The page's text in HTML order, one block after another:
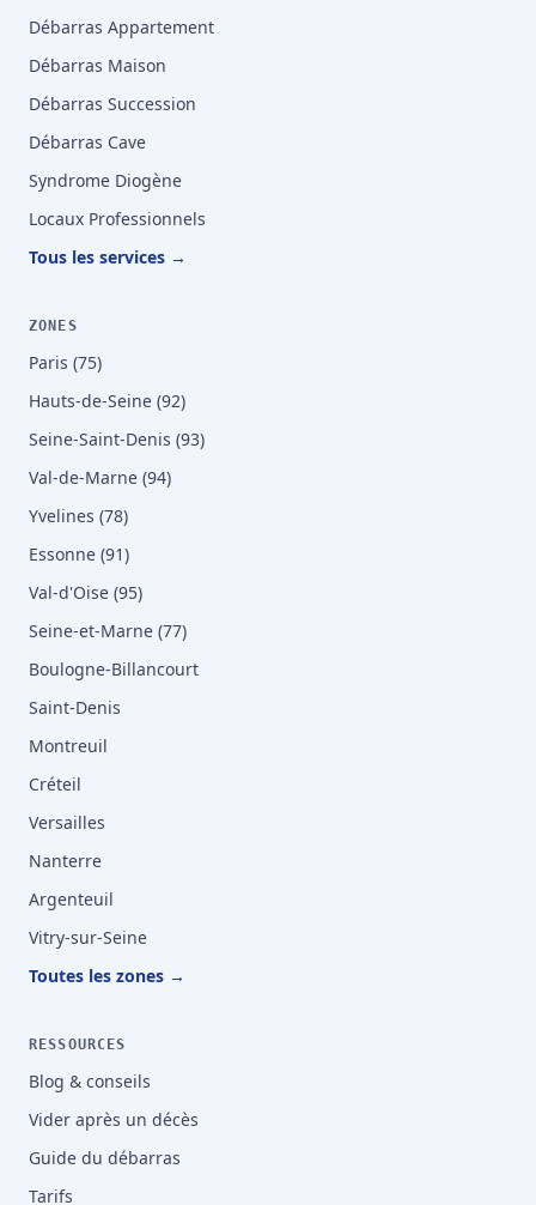
Débarras Appartement
Débarras Maison
Débarras Succession
Débarras Cave
Syndrome Diogène
Locaux Professionnels
Tous les services →
ZONES
Paris (75)
Hauts-de-Seine (92)
Seine-Saint-Denis (93)
Val-de-Marne (94)
Yvelines (78)
Essonne (91)
Val-d'Oise (95)
Seine-et-Marne (77)
Boulogne-Billancourt
Saint-Denis
Montreuil
Créteil
Versailles
Nanterre
Argenteuil
Vitry-sur-Seine
Toutes les zones →
RESSOURCES
Blog & conseils
Vider après un décès
Guide du débarras
Tarifs